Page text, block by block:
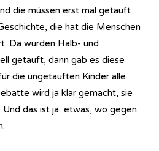
die müssen erst mal getauft
die hat die Menschen
Da wurden Halb- und
getauft, dann gab es diese
die ungetauften Kinder alle
wird ja klar gemacht, sie
Und das ist ja etwas, wo gegen